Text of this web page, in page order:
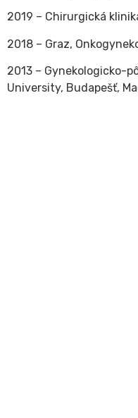
2019 – Chirurgická
2018 – Graz,
2013 – Gynekologicko-
University, Budapešť,